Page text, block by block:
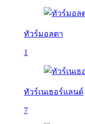
ทัวร์มอลตา
1
ทัวร์เนเธอร์แลนด์
7